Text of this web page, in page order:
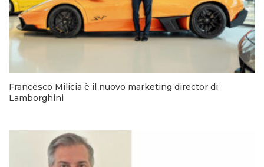
Francesco Milicia è il nuovo marketing director di
Lamborghini